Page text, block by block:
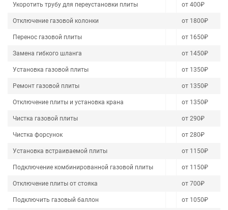
Укоротить трубу для переустановки плиты от 400₽
Отключение газовой колонки от 1800₽
Перенос газовой плиты от 1650₽
Замена гибкого шланга от 1450₽
Установка газовой плиты от 1350₽
Ремонт газовой плиты от 1350₽
Отключение плиты и установка крана от 1350₽
Чистка газовой плиты от 290₽
Чистка форсунок от 280₽
Установка встраиваемой плиты от 1150₽
Подключение комбинированной газовой плиты от 1150₽
Отключение плиты от стояка от 700₽
Подключить газовый баллон от 1050₽